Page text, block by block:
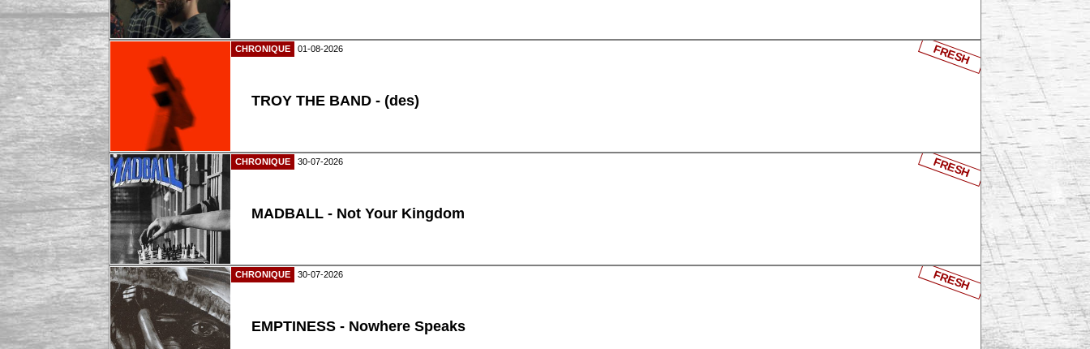
CHRONIQUE 01-08-2026
TROY THE BAND - (des)
FRESH
CHRONIQUE 30-07-2026
MADBALL - Not Your Kingdom
FRESH
CHRONIQUE 30-07-2026
EMPTINESS - Nowhere Speaks
FRESH